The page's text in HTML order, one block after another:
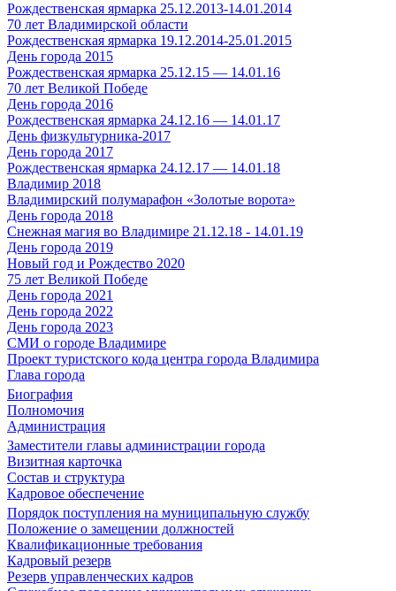
Рождественская ярмарка 25.12.2013-14.01.2014
70 лет Владимирской области
Рождественская ярмарка 19.12.2014-25.01.2015
День города 2015
Рождественская ярмарка 25.12.15 — 14.01.16
70 лет Великой Победе
День города 2016
Рождественская ярмарка 24.12.16 — 14.01.17
День физкультурника-2017
День города 2017
Рождественская ярмарка 24.12.17 — 14.01.18
Владимир 2018
Владимирский полумарафон «Золотые ворота»
День города 2018
Снежная магия во Владимире 21.12.18 - 14.01.19
День города 2019
Новый год и Рождество 2020
75 лет Великой Победе
День города 2021
День города 2022
День города 2023
СМИ о городе Владимире
Проект туристского кода центра города Владимира
Глава города
Биография
Полномочия
Администрация
Заместители главы администрации города
Визитная карточка
Состав и структура
Кадровое обеспечение
Порядок поступления на муниципальную службу
Положение о замещении должностей
Квалификационные требования
Кадровый резерв
Резерв управленческих кадров